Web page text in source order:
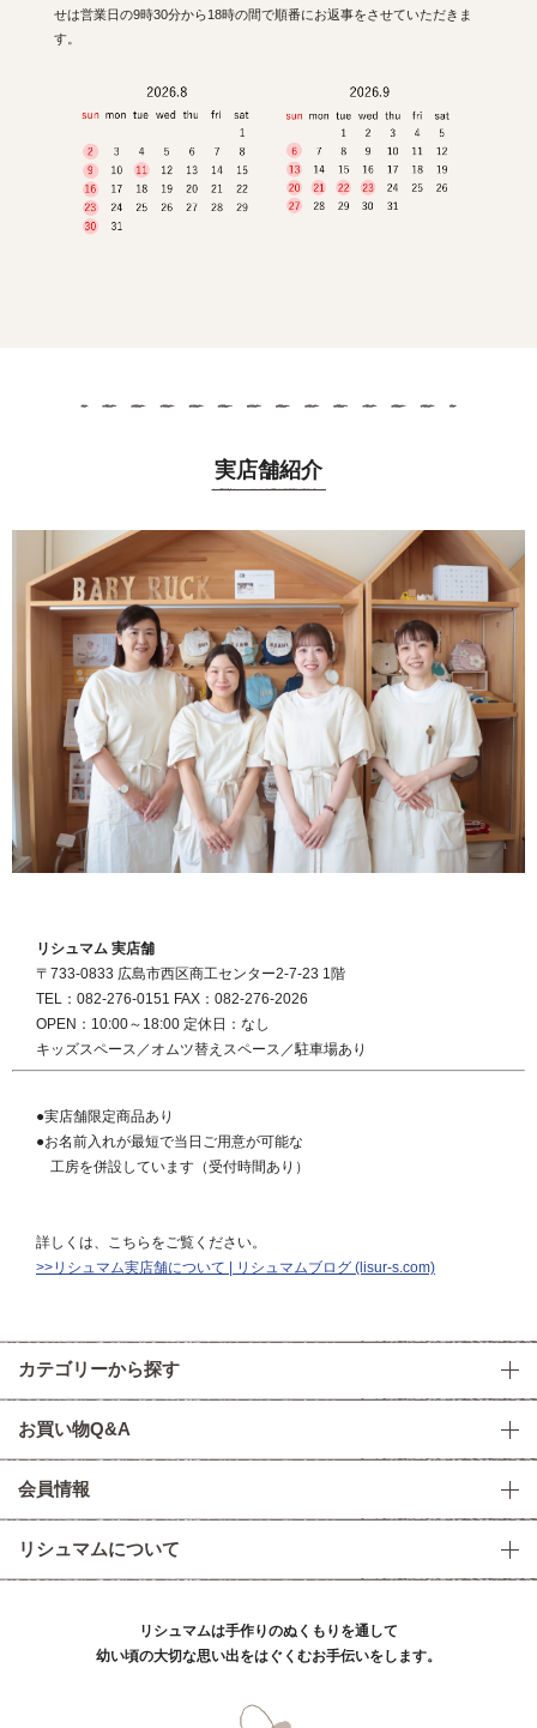
せは営業日の9時30分から18時の間で順番にお返事をさせていただきま
す。
実店舗紹介
リシュマム 実店舗
〒733-0833 広島市西区商工センター2-7-23 1階
TEL：082-276-0151 FAX：082-276-2026
OPEN：10:00～18:00 定休日：なし
キッズスペース／オムツ替えスペース／駐車場あり
●実店舗限定商品あり
●お名前入れが最短で当日ご用意が可能な
工房を併設しています（受付時間あり）
詳しくは、こちらをご覧ください。
>>リシュマム実店舗について | リシュマムブログ (lisur-s.com)
カテゴリーから探す
お買い物Q&A
会員情報
リシュマムについて
リシュマムは手作りのぬくもりを通して
幼い頃の大切な思い出をはぐくむお手伝いをします。